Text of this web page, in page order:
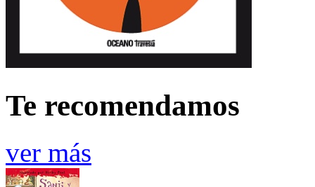
Te recomendamos
ver más